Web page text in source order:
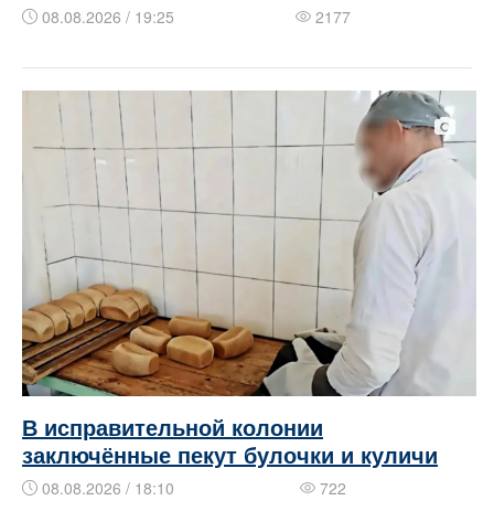
08.08.2026 / 19:25 2177
В исправительной колонии
заключённые пекут булочки и куличи
08.08.2026 / 18:10 722